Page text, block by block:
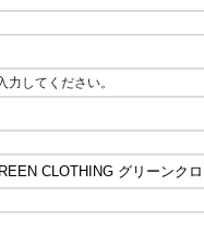
してください。